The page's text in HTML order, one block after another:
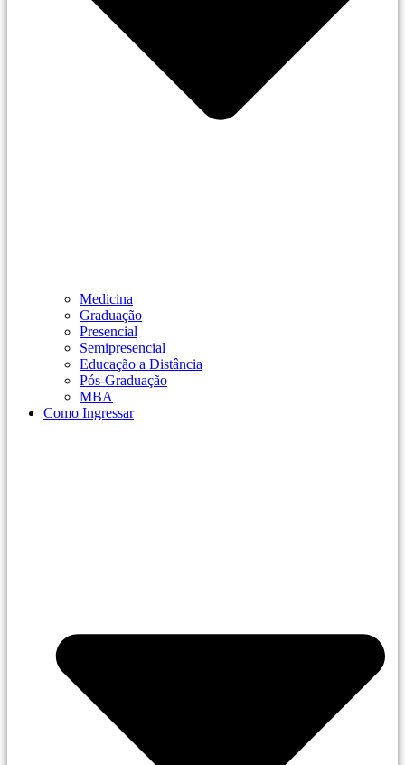
Medicina
Graduação
Presencial
Semipresencial
Educação a Distância
Pós-Graduação
MBA
Como Ingressar